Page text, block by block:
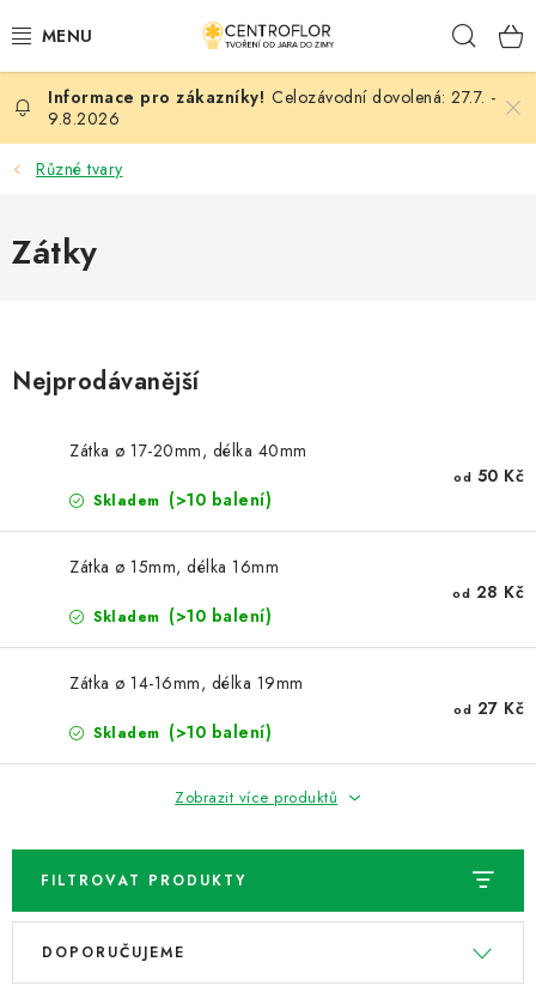
na
SEZÓNNÍ TVOŘENÍ
DŘEVĚNÉ VÝROBKY
NOVINKY
Kontaktujte nás
Podmínky ochrany osobních údajů
Celozávodní dovolená: 27.7. -
9.8.2026
Různé tvary
Zátky
Nejprodávanější
Zátka ø 17-20mm, délka 40mm
Skladem (>10 balení)
od 50 Kč
Zátka ø 15mm, délka 16mm
Skladem (>10 balení)
od 28 Kč
Zátka ø 14-16mm, délka 19mm
Skladem (>10 balení)
od 27 Kč
Zobrazit více produktů
FILTROVAT PRODUKTY
V
Ř
DOPORUČUJEME